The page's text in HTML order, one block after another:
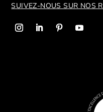
SUIVEZ-NOUS SUR NOS R